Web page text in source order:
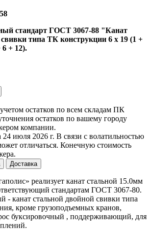
стандарт ГОСТ 3067-88 "Канат
типа ТК конструкции 6 х 19 (1 +
6 + 12).
остатков по всем складам ПК
остатков по вашему городу
компании.
24 июля 2026 г. В связи с волатильностью
отличаться. Конечную стоимость
Доставка
реализует канат стальной 15.0мм
стандартам ГОСТ 3067-80.
- канат стальной двойной свивки типа
кроме грузоподъемных кранов,
буксировочный , поддерживающий, для